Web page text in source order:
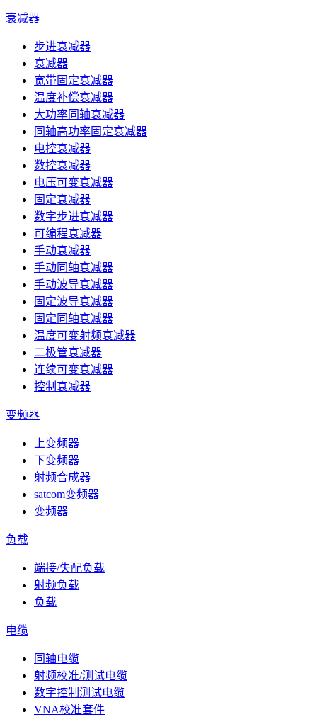
衰减器
步进衰减器
衰减器
宽带固定衰减器
温度补偿衰减器
大功率同轴衰减器
同轴高功率固定衰减器
电控衰减器
数控衰减器
电压可变衰减器
固定衰减器
数字步进衰减器
可编程衰减器
手动衰减器
手动同轴衰减器
手动波导衰减器
固定波导衰减器
固定同轴衰减器
温度可变射频衰减器
二极管衰减器
连续可变衰减器
控制衰减器
变频器
上变频器
下变频器
射频合成器
satcom变频器
变频器
负载
端接/失配负载
射频负载
负载
电缆
同轴电缆
射频校准/测试电缆
数字控制测试电缆
VNA校准套件